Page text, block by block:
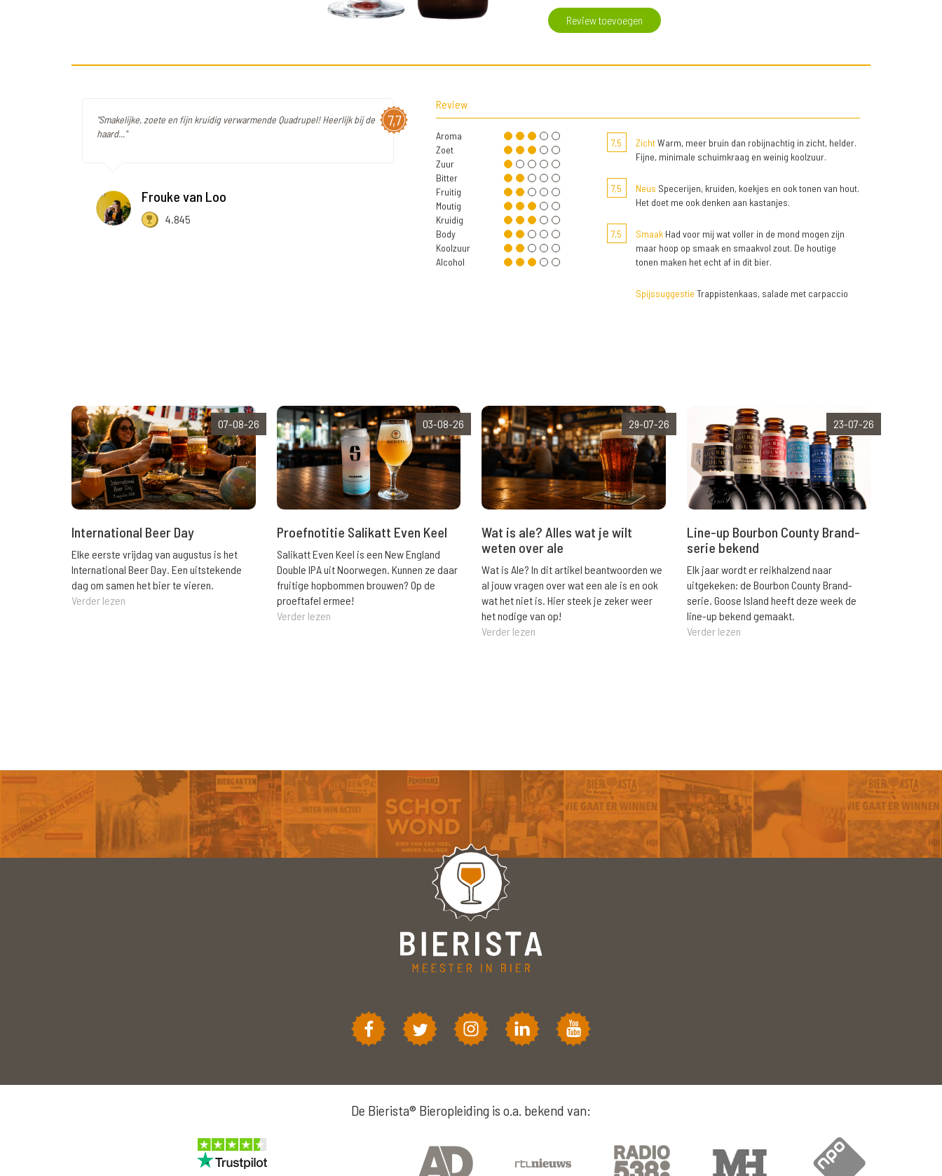
Review toevoegen
7,7
"Smakelijke, zoete en fijn kruidig verwarmende Quadrupel! Heerlijk bij de
haard..."
Frouke van Loo
4.845
Review
Aroma
Zoet
Zuur
Bitter
Fruitig
Moutig
Kruidig
Body
Koolzuur
Alcohol
7,5 ZichtWarm, meer bruin dan robijnachtig in zicht, helder.
Fijne, minimale schuimkraag en weinig koolzuur.
7,5 Neus Specerijen, kruiden, koekjes en ook tonen van hout.
Het doet me ook denken aan kastanjes.
7,5 SmaakHad voor mij wat voller in de mond mogen zijn
maar hoop op smaak en smaakvol zout. De houtige
tonen maken het echt af in dit bier.
Spijssuggestie Trappistenkaas, salade met carpaccio
07-08-26
International Beer Day
Elke eerste vrijdag van augustus is het
International Beer Day. Een uitstekende
dag om samen het bier te vieren.
Verder lezen
03-08-26
Proefnotitie Salikatt Even Keel
Salikatt Even Keel is een New England
Double IPA uit Noorwegen. Kunnen ze daar
fruitige hopbommen brouwen? Op de
proeftafel ermee!
Verder lezen
29-07-26
Wat is ale? Alles wat je wilt
weten over ale
Wat is Ale? In dit artikel beantwoorden we
al jouw vragen over wat een ale is en ook
wat het niet is. Hier steek je zeker weer
het nodige van op!
Verder lezen
23-07-26
Line-up Bourbon County Brand-
serie bekend
Elk jaar wordt er reikhalzend naar
uitgekeken: de Bourbon County Brand-
serie. Goose Island heeft deze week de
line-up bekend gemaakt.
Verder lezen
De Bierista® Bieropleiding is o.a. bekend van: